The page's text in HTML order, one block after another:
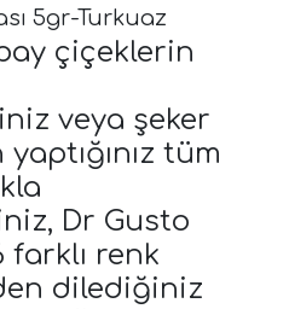
5gr-Turkuaz
çiçeklerin
veya şeker
tüm
Dr Gusto
farklı renk
dilediğiniz